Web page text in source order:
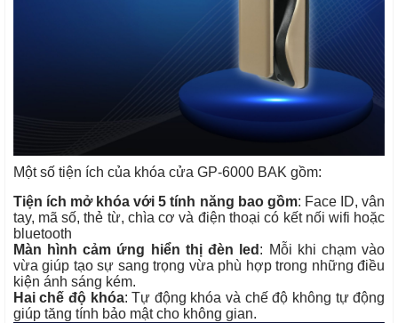
Một số tiện ích của khóa cửa GP-6000 BAK gồm:
Tiện ích mở khóa với 5 tính năng bao gồm: Face ID, vân
tay, mã số, thẻ từ, chìa cơ và điện thoại có kết nối wifi hoặc
bluetooth
Màn hình cảm ứng hiển thị đèn led : Mỗi khi chạm vào
vừa giúp tạo sự sang trọng vừa phù hợp trong những điều
kiện ánh sáng kém.
Hai chế độ khóa: Tự động khóa và chế độ không tự động
giúp tăng tính bảo mật cho không gian.